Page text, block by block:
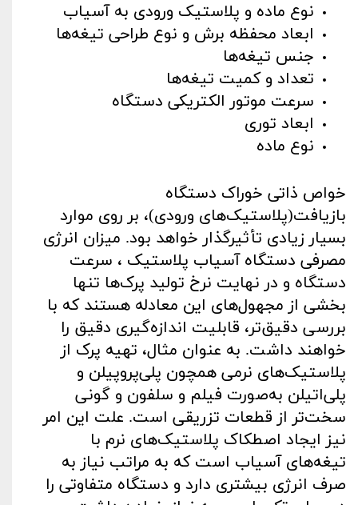
نوع ماده و پلاستیک ورودی به آسیاب
ابعاد محفظه برش و نوع طراحی تیغه‌ها
جنس تیغه‌ها
تعداد و کمیت تیغه‌ها
سرعت موتور الکتریکی دستگاه
ابعاد توری
نوع ماده
خواص ذاتی خوراک دستگاه
بازیافت(پلاستیک‌های ورودی)، بر روی موارد
بسیار زیادی تأثیرگذار خواهد بود. میزان انرژی
مصرفی دستگاه آسیاب پلاستیک ، سرعت
دستگاه و در نهایت نرخ تولید پرک‌ها تنها
بخشی از مجهول‌های این معادله هستند که با
بررسی دقیق‌تر، قابلیت اندازه‌گیری دقیق را
خواهند داشت. به ‌عنوان ‌مثال، تهیه پرک از
پلاستیک‌های نرمی همچون پلی‌پروپیلن و
پلی‌اتیلن به‌صورت فیلم و سلفون و گونی
سخت‌تر از قطعات تزریقی است. علت این امر
نیز ایجاد اصطکاک پلاستیک‌های نرم با
تیغه‌های آسیاب است که به ‌مراتب نیاز به‌
صرف انرژی بیشتری دارد و دستگاه متفاوتی را